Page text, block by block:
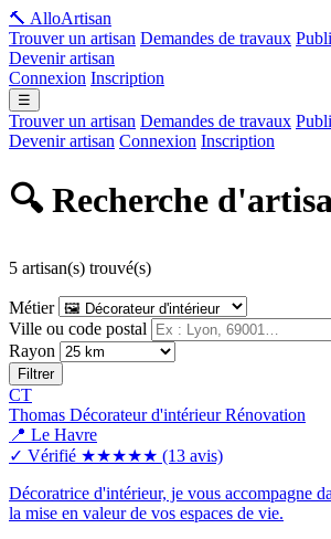
🔨 AlloArtisan
Trouver un artisan Demandes de travaux
Devenir artisan
Connexion Inscription
☰
Trouver un artisan Demandes de travaux
Devenir artisan Connexion Inscription
🔍 Recherche
5 artisan(s) trouvé(s)
Métier
Ville ou code postal
Rayon
Filtrer
CT
Thomas Décorateur d'intérieur Rénovation
📍 Le Havre
✓ Vérifié ★★★★★ (13 avis)
Décoratrice d'intérieur, je vous accompagne
la mise en valeur de vos espaces de vie.